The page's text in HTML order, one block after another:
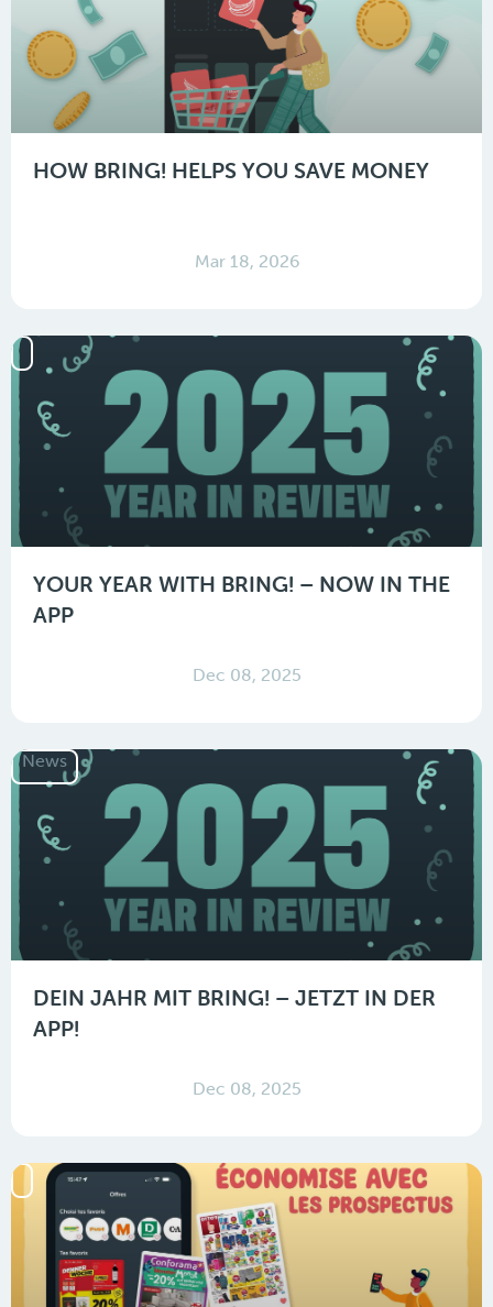
HOW BRING! HELPS YOU SAVE MONEY
Mar 18, 2026
YOUR YEAR WITH BRING! – NOW IN THE
APP
Dec 08, 2025
News
DEIN JAHR MIT BRING! – JETZT IN DER
APP!
Dec 08, 2025